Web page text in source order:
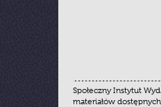
Społeczny Instytut
materiałów